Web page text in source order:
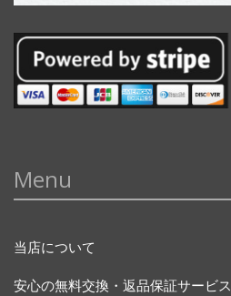
Menu
当店について
安心の無料交換・返品保証サービス